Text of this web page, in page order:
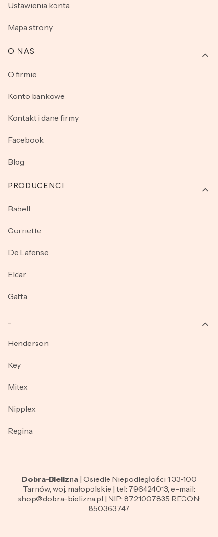
Ustawienia konta
Mapa strony
O NAS
O firmie
Konto bankowe
Kontakt i dane firmy
Facebook
Blog
PRODUCENCI
Babell
Cornette
De Lafense
Eldar
Gatta
Henderson
Key
Mitex
Nipplex
Regina
Dobra-Bielizna | Osiedle Niepodległości 1 33-100
Tarnów, woj. małopolskie | tel: 796424013, e-mail:
shop@dobra-bielizna.pl | NIP: 8721007835 REGON:
850363747